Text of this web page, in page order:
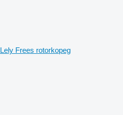
Lely Frees rotorkopeg